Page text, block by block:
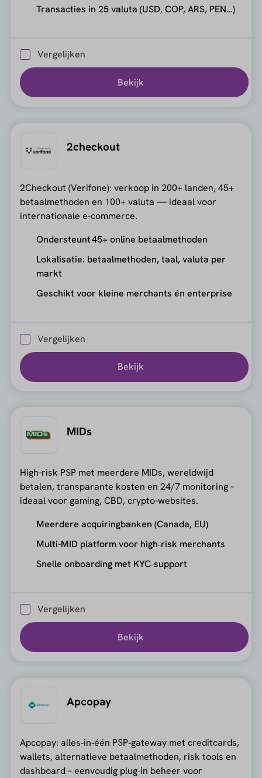
Transacties in 25 valuta (USD, COP, ARS, PEN…)
Vergelijken
Bekijk
2checkout
2Checkout (Verifone): verkoop in 200+ landen, 45+
betaalmethoden en 100+ valuta — ideaal voor
internationale e-commerce.
Ondersteunt 45+ online betaalmethoden
Lokalisatie: betaalmethoden, taal, valuta per
markt
Geschikt voor kleine merchants én enterprise
Vergelijken
Bekijk
MIDs
High-risk PSP met meerdere MIDs, wereldwijd
betalen, transparante kosten en 24/7 monitoring –
ideaal voor gaming, CBD, crypto-websites.
Meerdere acquiringbanken (Canada, EU)
Multi-MID platform voor high‑risk merchants
Snelle onboarding met KYC‑support
Vergelijken
Bekijk
Apcopay
Apcopay: alles‑in‑één PSP‑gateway met creditcards,
wallets, alternatieve betaalmethoden, risk tools en
dashboard – eenvoudig plug‑in beheer voor